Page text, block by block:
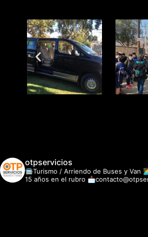
otpservicios
🚍Turismo / Arriendo de Buses y Van
15 años en el rubro